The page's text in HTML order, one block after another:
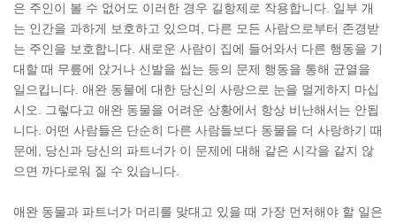
은 주인이 볼 수 없어도 이러한 경우 길항제로 작용합니다. 일부 개
는 인간을 과하게 보호하고 있으며, 다른 모든 사람으로부터 존경받
는 주인을 보호합니다. 새로운 사람이 집에 들어와서 다른 행동을 기
대할 때 무릎에 앉거나 신발을 씹는 등의 문제 행동을 통해 균열을
일으킵니다. 애완 동물에 대한 당신의 사랑으로 눈을 멀게하지 마십
시오. 그렇다고 애완 동물을 어려운 상황에서 항상 비난해서는 안됩
니다. 어떤 사람들은 단순히 다른 사람들보다 동물을 더 사랑하기 때
문에, 당신과 당신의 파트너가 이 문제에 대해 같은 시각을 같지 않
으면 까다로워 질 수 있습니다.
애완 동물과 파트너가 머리를 맞대고 있을 때 가장 먼저해야 할 일은